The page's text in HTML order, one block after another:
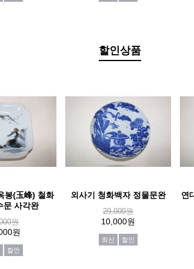
할인상품
봉(玉峰) 철화
문 사각완
원
원
할인
외사기 청화백자 정물문완
29,000원
10,000원
최신 할인
연